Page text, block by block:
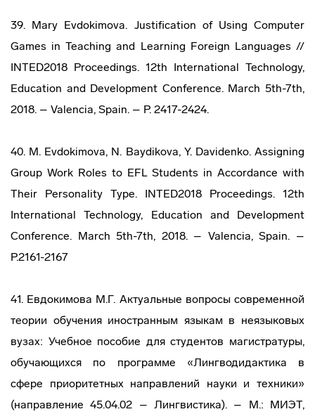
39. Mary Evdokimova. Justification of Using Computer
Games in Teaching and Learning Foreign Languages //
INTED2018 Proceedings. 12th International Technology,
Education and Development Conference. March 5th-7th,
2018. – Valencia, Spain. – P. 2417-2424.
40. M. Evdokimova, N. Baydikova, Y. Davidenko. Assigning
Group Work Roles to EFL Students in Accordance with
Their Personality Type. INTED2018 Proceedings. 12th
International Technology, Education and Development
Conference. March 5th-7th, 2018. – Valencia, Spain. –
P.2161-2167
41. Евдокимова М.Г. Актуальные вопросы современной
теории обучения иностранным языкам в неязыковых
вузах: Учебное пособие для студентов магистратуры,
обучающихся по программе «Лингводидактика в
сфере приоритетных направлений науки и техники»
(направление 45.04.02 – Лингвистика). – М.: МИЭТ,